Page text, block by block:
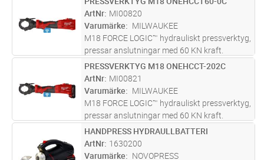
batteridrivna hydrauliska pressverktyg.
Presskraft max 15 kN. 1st Li-ion batter
mer
ST Lägg i kundvagn
ArtNr MI00820
Varumärke
MILWAUKEE
M18 FORCE LOGIC™ hydrauliskt pressverktyg,
pressar anslutningar med 60 KN kraft.
Giljotinpressmekanism. Universalfästet är
kompatibelt med 22-serie backar och de flesta
konkurrenters 60 kN U-backar.
ST Lägg i kundvagn
PRESSVERKTYG M18 ONEHCCT-202C
ArtNr MI00821
Varumärke
MILWAUKEE
M18 FORCE LOGIC™ hydrauliskt pressverktyg,
pressar anslutningar med 60 KN kraft.
Giljotinpressmekanism. Universalfästet är
kompatibelt med 22-serie backar och de flesta
konkurrenters 60 kN U-backar.
ST Lägg i kundvagn
HANDPRESS HYDRAULLBATTERI
ArtNr 1630200
Varumärke
NOVOPRESS